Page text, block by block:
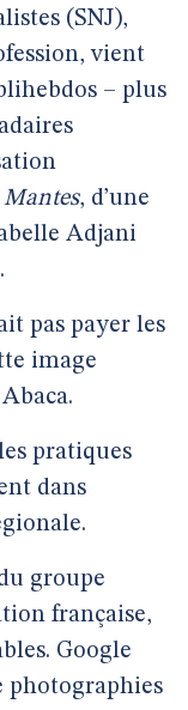
(SNJ),
vient
– plus
, d’une
Adjani
pas payer les
image
pratiques
dans
groupe
française,
Google
photographies